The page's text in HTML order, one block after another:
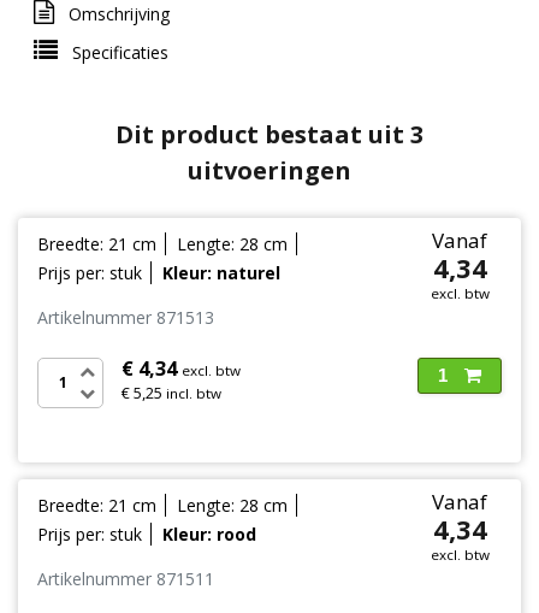
Omschrijving
Specificaties
Dit product bestaat uit 3
uitvoeringen
Breedte: 21 cm
Lengte: 28 cm
Prijs per: stuk
Kleur: naturel
Vanaf
4,34
excl. btw
Artikelnummer 871513
€ 4,34 excl. btw
€ 5,25 incl. btw
1
Breedte: 21 cm
Lengte: 28 cm
Prijs per: stuk
Kleur: rood
Vanaf
4,34
excl. btw
Artikelnummer 871511